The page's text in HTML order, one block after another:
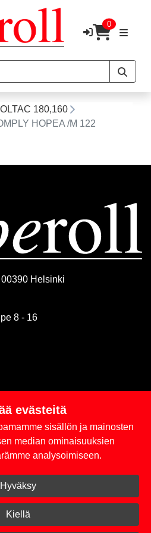
0
180,160
HOPEA /M 122
Helsinki
8 - 16
ja maksuehdot
sisään
evästeitä
sisällön ja mainosten
median ominaisuuksien
analysoimiseen.
Hyväksy
Kiellä